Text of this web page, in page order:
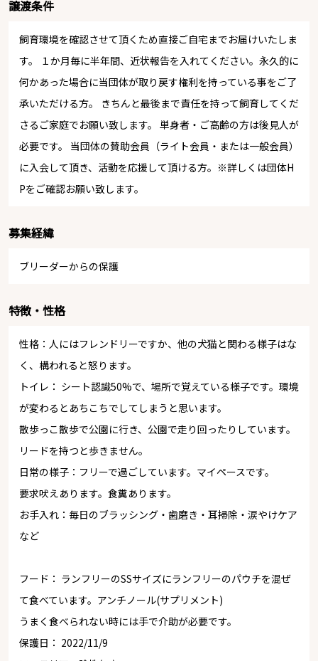
譲渡条件
飼育環境を確認させて頂くため直接ご自宅までお届けいたしま
す。 １か月毎に半年間、近状報告を入れてください。永久的に
何かあった場合に当団体が取り戻す権利を持っている事をご了
承いただける方。 きちんと最後まで責任を持って飼育してくだ
さるご家庭でお願い致します。 単身者・ご高齢の方は後見人が
必要です。 当団体の賛助会員（ライト会員・または一般会員）
に入会して頂き、活動を応援して頂ける方。※詳しくは団体H
Pをご確認お願い致します。
募集経緯
ブリーダーからの保護
特徴・性格
性格：人にはフレンドリーですか、他の犬猫と関わる様子はな
く、構われると怒ります。
トイレ： シート認識50%で、場所で覚えている様子です。環境
が変わるとあちこちでしてしまうと思います。
散歩っこ散歩で公園に行き、公園で走り回ったりしています。
リードを持つと歩きません。
日常の様子：フリーで過ごしています。マイペースです。
要求吠えあります。食糞あります。
お手入れ：毎日のブラッシング・歯磨き・耳掃除・涙やけケア
など
フード： ランフリーのSSサイズにランフリーのパウチを混ぜ
て食べています。アンチノール(サプリメント)
うまく食べられない時には手で介助が必要です。
保護日： 2022/11/9